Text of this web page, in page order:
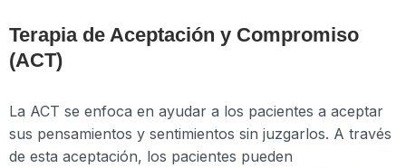
Terapia de Aceptación y Compromiso
(ACT)
La ACT se enfoca en ayudar a los pacientes a aceptar
sus pensamientos y sentimientos sin juzgarlos. A través
de esta aceptación, los pacientes pueden